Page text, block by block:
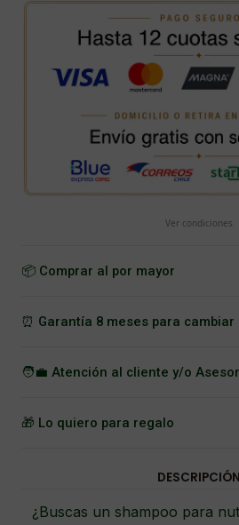
Ver condiciones
📦 Comprar al por mayor
⏰ Garantía 8 meses para cambiar
🧑‍💼 Atención al cliente y/o
🎁 Lo quiero para regalo
DESCRIPCIÓN
¿Buscas un shampoo para